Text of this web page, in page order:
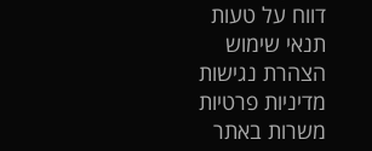
דווח על טעות
תנאי שימוש
הצהרת נגישות
מדיניות פרטיות
משרות באתר